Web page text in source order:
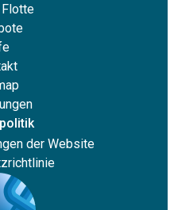
der Website